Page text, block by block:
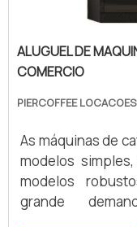
ALUGUEL DE
COMERCIO
PIERCOFFEE
As máquinas de
modelos
modelos
grande